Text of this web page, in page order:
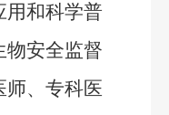
用和科学普
物安全监督
师、专科医